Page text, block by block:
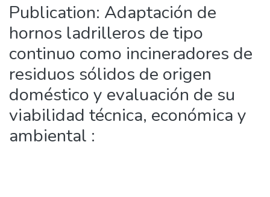
Publication: Adaptación de
hornos ladrilleros de tipo
continuo como incineradores de
residuos sólidos de origen
doméstico y evaluación de su
viabilidad técnica, económica y
ambiental :